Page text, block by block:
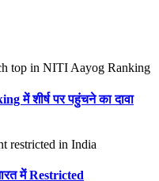
में शीर्ष पर पहुंचने का दावा
में Restricted